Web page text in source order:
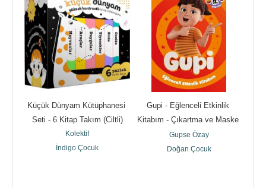
Küçük Dünyam Kütüphanesi
Seti - 6 Kitap Takım (Ciltli)
Kolektif
İndigo Çocuk
Gupi - Eğlenceli Etkinlik
Kitabım - Çıkartma ve Maske
Hediyeli
Gupse Özay
Doğan Çocuk